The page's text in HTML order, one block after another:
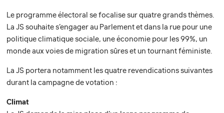
Le programme électoral se focalise sur quatre grands thèmes.
La JS souhaite s’engager au Parlement et dans la rue pour une
politique climatique sociale, une économie pour les 99%, un
monde aux voies de migration sûres et un tournant féministe.
La JS portera notamment les quatre revendications suivantes
durant la campagne de votation :
Climat